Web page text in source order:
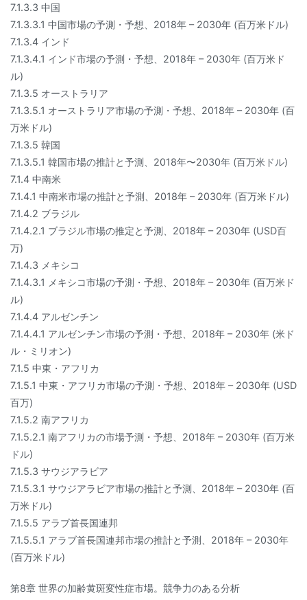
7.1.3.3 中国
7.1.3.3.1 中国市場の予測・予想、2018年 – 2030年 (百万米ドル)
7.1.3.4 インド
7.1.3.4.1 インド市場の予測・予想、2018年 – 2030年 (百万米ド
ル)
7.1.3.5 オーストラリア
7.1.3.5.1 オーストラリア市場の予測・予想、2018年 – 2030年 (百
万米ドル)
7.1.3.5 韓国
7.1.3.5.1 韓国市場の推計と予測、2018年〜2030年 (百万米ドル)
7.1.4 中南米
7.1.4.1 中南米市場の推計と予測、2018年 – 2030年 (百万米ドル)
7.1.4.2 ブラジル
7.1.4.2.1 ブラジル市場の推定と予測、2018年 – 2030年 (USD百
万)
7.1.4.3 メキシコ
7.1.4.3.1 メキシコ市場の予測・予想、2018年 – 2030年 (百万米ド
ル)
7.1.4.4 アルゼンチン
7.1.4.4.1 アルゼンチン市場の予測・予想、2018年 – 2030年 (米ド
ル・ミリオン)
7.1.5 中東・アフリカ
7.1.5.1 中東・アフリカ市場の予測・予想、2018年 – 2030年 (USD
百万)
7.1.5.2 南アフリカ
7.1.5.2.1 南アフリカの市場予測・予想、2018年 – 2030年 (百万米
ドル)
7.1.5.3 サウジアラビア
7.1.5.3.1 サウジアラビア市場の推計と予測、2018年 – 2030年 (百
万米ドル)
7.1.5.5 アラブ首長国連邦
7.1.5.5.1 アラブ首長国連邦市場の推計と予測、2018年 – 2030年
(百万米ドル)
第8章 世界の加齢黄斑変性症市場。競争力のある分析